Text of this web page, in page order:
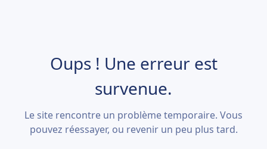
Oups ! Une erreur est
survenue.
Le site rencontre un problème temporaire. Vous
pouvez réessayer, ou revenir un peu plus tard.